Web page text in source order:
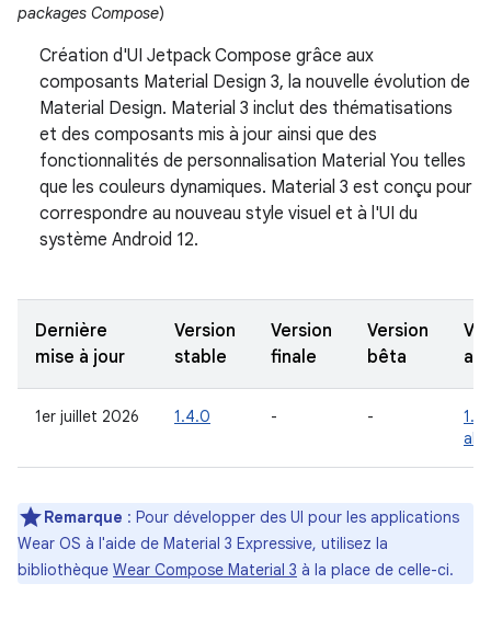
packages Compose)
Création d'UI Jetpack Compose grâce aux
composants Material Design 3, la nouvelle évolution de
Material Design. Material 3 inclut des thématisations
et des composants mis à jour ainsi que des
fonctionnalités de personnalisation Material You telles
que les couleurs dynamiques. Material 3 est conçu pour
correspondre au nouveau style visuel et à l'UI du
système Android 12.
Dernière
mise à jour
Version
stable
Version
finale
Version
bêta
1er juillet 2026 1.4.0 - -
Remarque : Pour développer des UI pour les applications
Wear OS à l'aide de Material 3 Expressive, utilisez la
bibliothèque Wear Compose Material 3 à la place de celle-ci.